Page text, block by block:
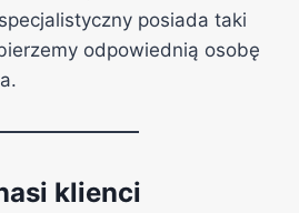
posiada taki
odpowiednią osobę
klienci